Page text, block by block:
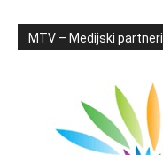
MTV – Medijski partneri